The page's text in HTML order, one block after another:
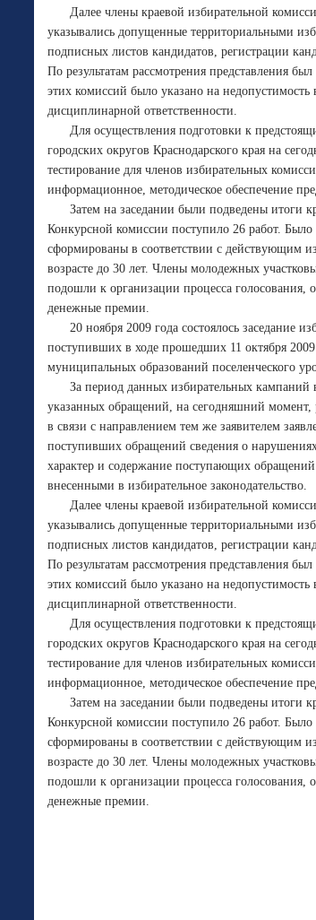
Далее члены краевой избирательной
указывались допущенные территориальными
подписных листов кандидатов, регистрации
По результатам рассмотрения представления
этих комиссий было указано на
дисциплинарной ответственности.
Для осуществления подготовки к
городских округов Краснодарского края на
тестирование для членов избирательных
информационное, методическое обеспечение
Затем на заседании были подведены итоги
Конкурсной комиссии поступило 26 работ.
сформированы в соответствии с действующим
возрасте до 30 лет. Члены молодежных
подошли к организации процесса
денежные премии.
20 ноября 2009 года состоялось заседание
поступивших в ходе прошедших 11 октября
муниципальных образований поселенческого
За период данных избирательных кампаний
указанных обращений, на сегодняшний момент,
в связи с направлением тем же заявителем
поступивших обращений сведения о нарушениях
характер и содержание поступающих
внесенными в избирательное законодательство.
Далее члены краевой избирательной
указывались допущенные территориальными
подписных листов кандидатов, регистрации
По результатам рассмотрения представления
этих комиссий было указано на
дисциплинарной ответственности.
Для осуществления подготовки к
городских округов Краснодарского края на
тестирование для членов избирательных
информационное, методическое обеспечение
Затем на заседании были подведены итоги
Конкурсной комиссии поступило 26 работ.
сформированы в соответствии с действующим
возрасте до 30 лет. Члены молодежных
подошли к организации процесса
денежные премии.